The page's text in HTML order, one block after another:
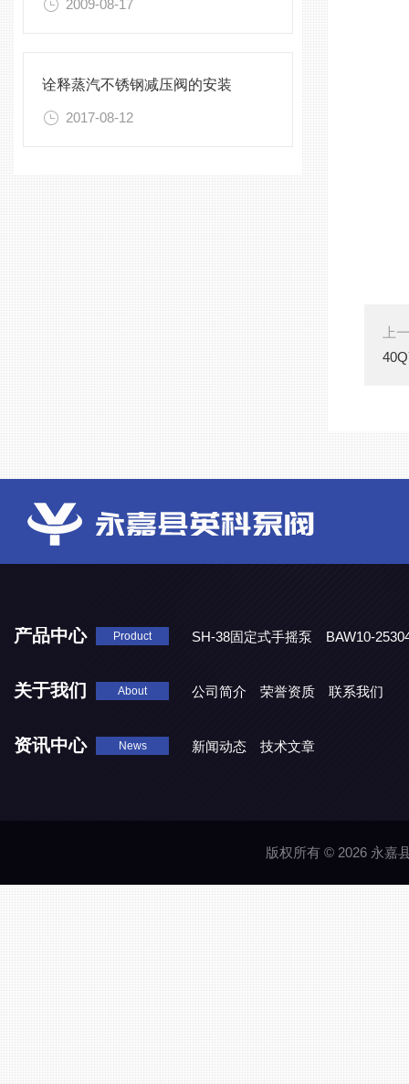
2009-08-17
诠释蒸汽不锈钢减压阀的安装
2017-08-12
上
产品中心 Product SH-38固定式手摇泵
BAW10-
关于我们 About 公司简介 荣誉资质 联系我们
资讯中心 News 新闻动态 技术文章
版权所有 © 2026 永嘉